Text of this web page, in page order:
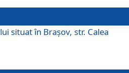
situat în Brașov, str. Calea